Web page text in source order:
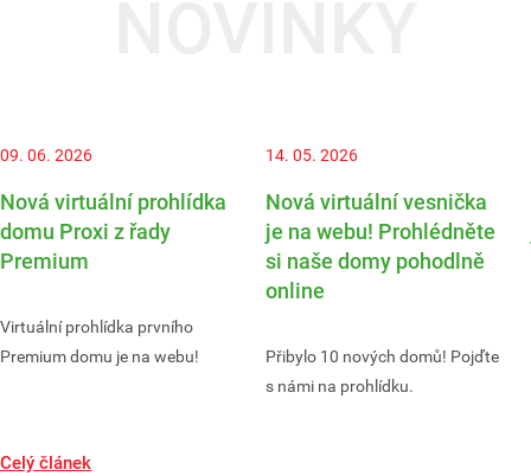
09. 06. 2026
Nová virtuální prohlídka
domu Proxi z řady
Premium
Virtuální prohlídka prvního
Premium domu je na webu!
Celý článek
14. 05. 2026
Nová virtuální vesnička
je na webu! Prohlédněte
si naše domy pohodlně
online
Přibylo 10 nových domů! Pojďte
s námi na prohlídku.